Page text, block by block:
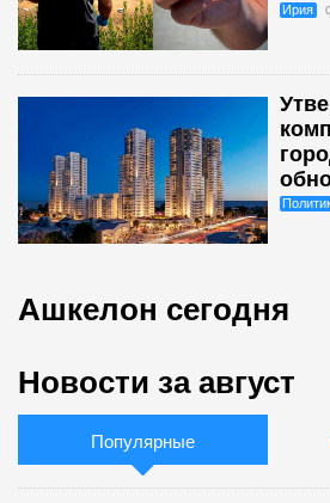
Ирия
Ашкелон сегодня
Новости за август
Популярные